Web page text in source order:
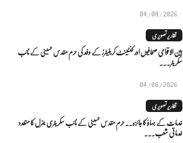
04/08/2026
تقاریر تصویری
بین الاقوامی صحافیوں اور کنٹینٹ کریئیٹرز کے وفد کی حرم مقدس حسینی کے نائب
سکریٹر...
04/08/2026
تقاریر تصویری
خدمات کے بہاؤ کا جائزہ.. حرم مقدس حسینی کے نائب سکریٹری جنرل کا متعدد
خدماتی شعب...